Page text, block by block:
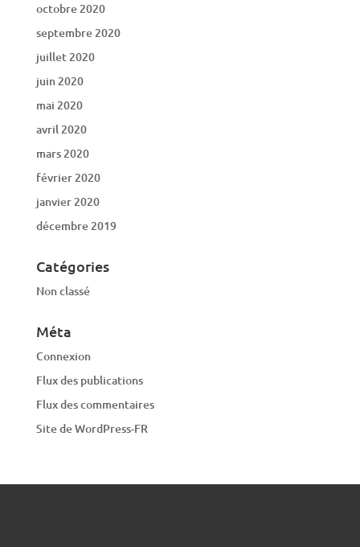
octobre 2020
septembre 2020
juillet 2020
juin 2020
mai 2020
avril 2020
mars 2020
février 2020
janvier 2020
décembre 2019
Catégories
Non classé
Méta
Connexion
Flux des publications
Flux des commentaires
Site de WordPress-FR